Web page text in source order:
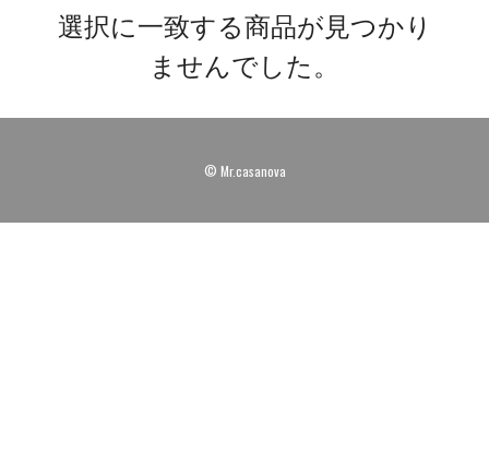
選択に一致する商品が見つかり
ませんでした。
© Mr.casanova